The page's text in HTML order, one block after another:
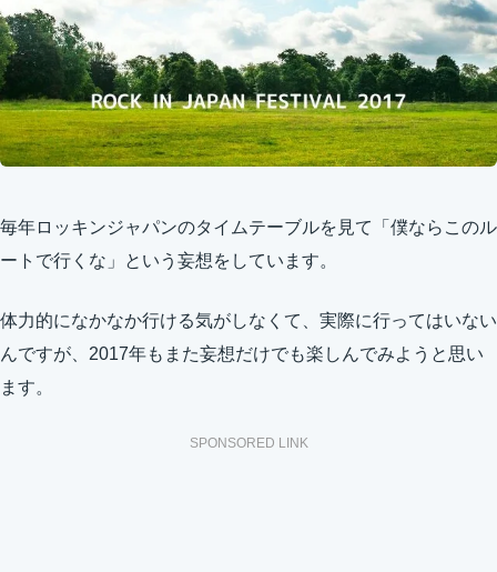
毎年ロッキンジャパンのタイムテーブルを見て「僕ならこのル
ートで行くな」という妄想をしています。
体力的になかなか行ける気がしなくて、実際に行ってはいない
んですが、2017年もまた妄想だけでも楽しんでみようと思い
ます。
SPONSORED LINK